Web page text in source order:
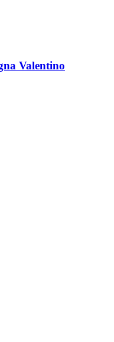
Valentino